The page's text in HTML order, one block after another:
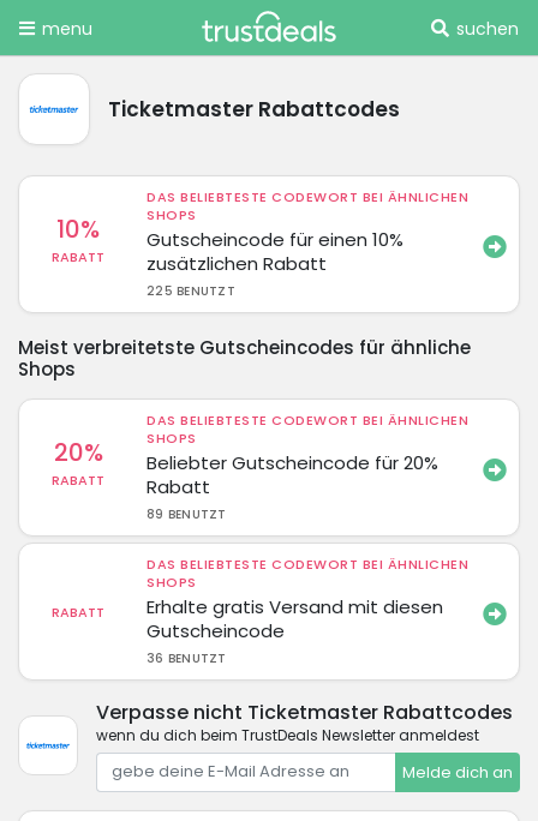
menu suchen
Ticketmaster Rabattcodes
10%
RABATT
DAS BELIEBTESTE CODEWORT BEI ÄHNLICHEN
SHOPS
Gutscheincode für einen 10%
zusätzlichen Rabatt
225 BENUTZT
Meist verbreitetste Gutscheincodes für ähnliche
Shops
20%
RABATT
DAS BELIEBTESTE CODEWORT BEI ÄHNLICHEN
SHOPS
Beliebter Gutscheincode für 20%
Rabatt
89 BENUTZT
RABATT
DAS BELIEBTESTE CODEWORT BEI ÄHNLICHEN
SHOPS
Erhalte gratis Versand mit diesen
Gutscheincode
36 BENUTZT
Verpasse nicht Ticketmaster Rabattcodes
wenn du dich beim TrustDeals Newsletter anmeldest
Melde dich an